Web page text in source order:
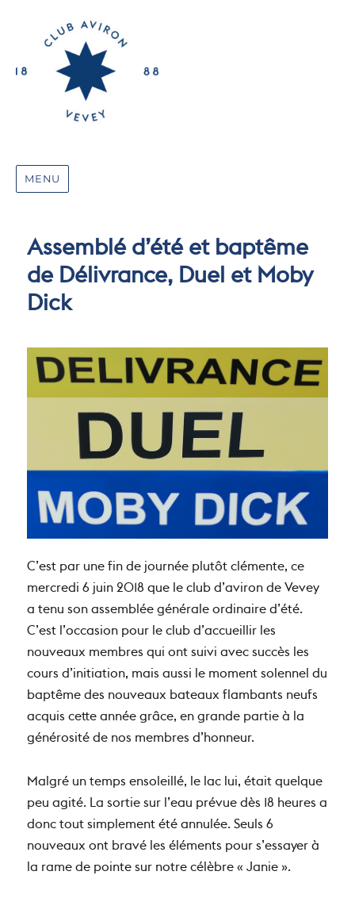
MENU
Assemblé d’été et baptême
de Délivrance, Duel et Moby
Dick
C’est par une fin de journée plutôt clémente, ce
mercredi 6 juin 2018 que le club d’aviron de Vevey
a tenu son assemblée générale ordinaire d’été.
C’est l’occasion pour le club d’accueillir les
nouveaux membres qui ont suivi avec succès les
cours d’initiation, mais aussi le moment solennel du
baptême des nouveaux bateaux flambants neufs
acquis cette année grâce, en grande partie à la
générosité de nos membres d’honneur.
Malgré un temps ensoleillé, le lac lui, était quelque
peu agité. La sortie sur l’eau prévue dès 18 heures a
donc tout simplement été annulée. Seuls 6
nouveaux ont bravé les éléments pour s’essayer à
la rame de pointe sur notre célèbre « Janie ».